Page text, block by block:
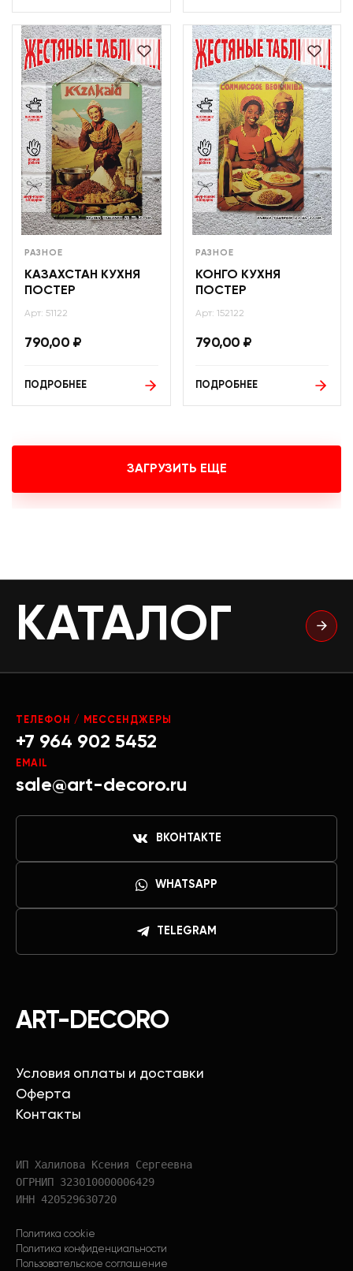
РАЗНОЕ
КАЗАХСТАН КУХНЯ
ПОСТЕР
Арт: 51122
790,00 ₽
ПОДРОБНЕЕ
РАЗНОЕ
КОНГО КУХНЯ
ПОСТЕР
Арт: 152122
790,00 ₽
ПОДРОБНЕЕ
ЗАГРУЗИТЬ ЕЩЕ
КАТАЛОГ
ART-DECORO
Условия оплаты и доставки
Оферта
Контакты
ИП Халилова Ксения Сергеевна
ОГРНИП 323010000006429
ИНН 420529630720
Политика cookie
Политика конфиденциальности
Пользовательское соглашение
ТЕЛЕФОН / МЕССЕНДЖЕРЫ
+7 964 902 5452
EMAIL
sale@art-decoro.ru
ВКОНТАКТЕ
WHATSAPP
TELEGRAM